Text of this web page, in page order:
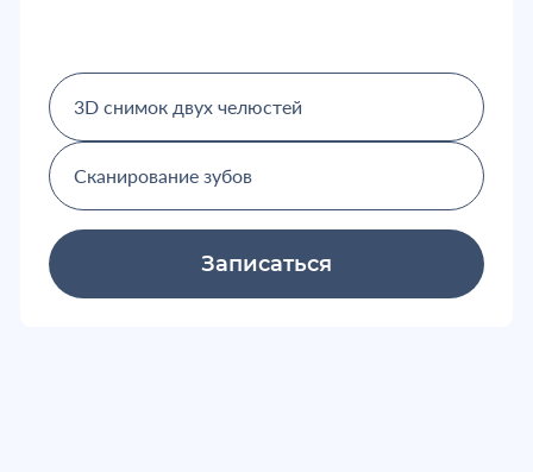
3D снимок двух челюстей
Сканирование зубов
Записаться